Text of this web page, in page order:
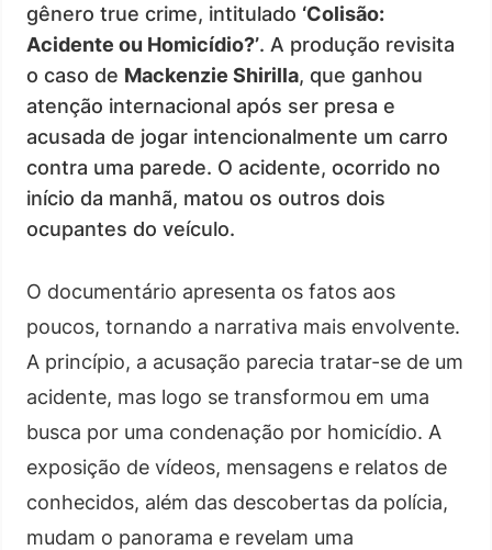
gênero true crime, intitulado ‘Colisão:
Acidente ou Homicídio?’. A produção revisita
o caso de Mackenzie Shirilla, que ganhou
atenção internacional após ser presa e
acusada de jogar intencionalmente um carro
contra uma parede. O acidente, ocorrido no
início da manhã, matou os outros dois
ocupantes do veículo.
O documentário apresenta os fatos aos
poucos, tornando a narrativa mais envolvente.
A princípio, a acusação parecia tratar-se de um
acidente, mas logo se transformou em uma
busca por uma condenação por homicídio. A
exposição de vídeos, mensagens e relatos de
conhecidos, além das descobertas da polícia,
mudam o panorama e revelam uma